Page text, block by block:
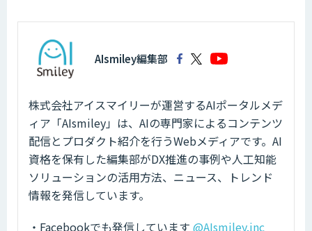
AIsmiley編集部
株式会社アイスマイリーが運営するAIポータルメデ
ィア「AIsmiley」は、AIの専門家によるコンテンツ
配信とプロダクト紹介を行うWebメディアです。AI
資格を保有した編集部がDX推進の事例や人工知能
ソリューションの活用方法、ニュース、トレンド
情報を発信しています。
・Facebookでも発信しています @AIsmiley.inc